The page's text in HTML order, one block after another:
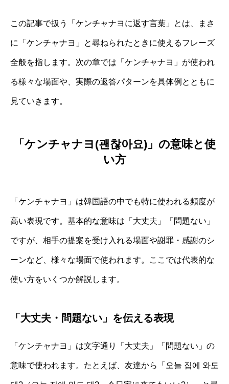
この記事で扱う「ケンチャナヨに返す言葉」とは、まさ
に「ケンチャナヨ」と尋ねられたときに使えるフレーズ
全般を指します。次の章では「ケンチャナヨ」が使われ
る様々な場面や、実際の返答パターンを具体例とともに
見ていきます。
「ケンチャナヨ(괜찮아요)」の意味と使
い方
「ケンチャナヨ」は韓国語の中でも特に使われる頻度が
高い表現です。基本的な意味は「大丈夫」「問題ない」
ですが、相手の提案を受け入れる場面や謝罪・感謝のシ
ーンなど、様々な場面で使われます。ここでは代表的な
使い方をいくつか解説します。
「大丈夫・問題ない」を伝える表現
「ケンチャナヨ」は文字通り「大丈夫」「問題ない」の
意味で使われます。たとえば、友達から「오늘 집에 와도